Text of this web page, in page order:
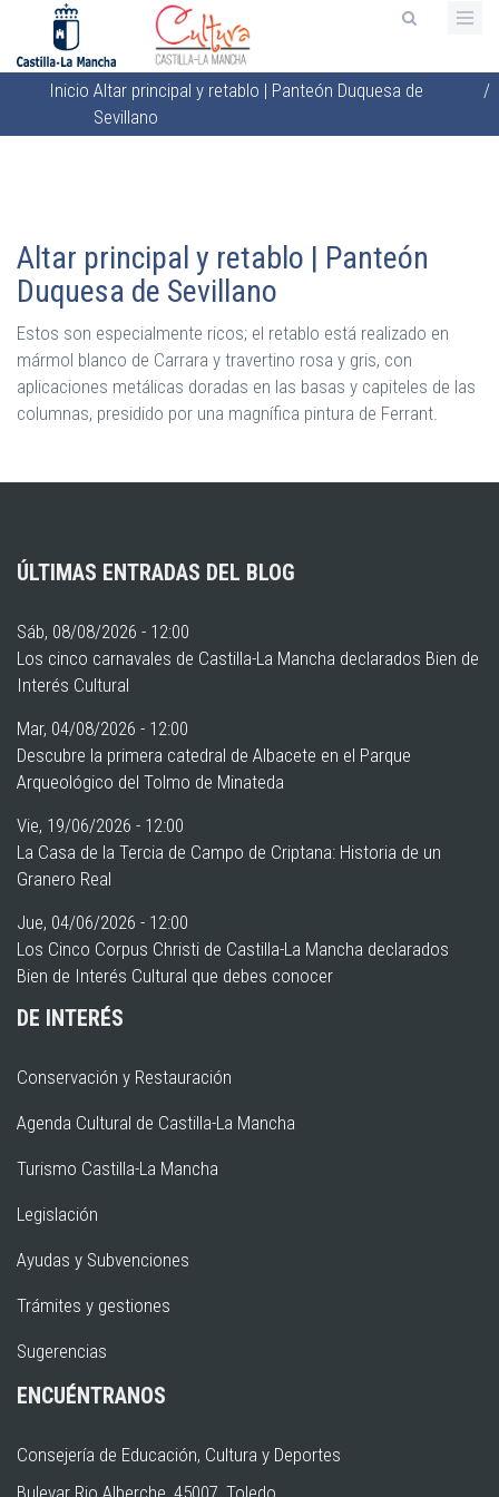
contenido
principal
Sobrescribir
enlaces
la
navegación
Inicio Altar principal y retablo | Panteón Duquesa de
Sevillano
/
Altar principal y retablo | Panteón
Duquesa de Sevillano
Estos son especialmente ricos; el retablo está realizado en
mármol blanco de Carrara y travertino rosa y gris, con
aplicaciones metálicas doradas en las basas y capiteles de las
columnas, presidido por una magnífica pintura de Ferrant.
ÚLTIMAS ENTRADAS DEL BLOG
Sáb, 08/08/2026 - 12:00
Los cinco carnavales de Castilla-La Mancha declarados Bien de
Interés Cultural
Mar, 04/08/2026 - 12:00
Descubre la primera catedral de Albacete en el Parque
Arqueológico del Tolmo de Minateda
Vie, 19/06/2026 - 12:00
La Casa de la Tercia de Campo de Criptana: Historia de un
Granero Real
Jue, 04/06/2026 - 12:00
Los Cinco Corpus Christi de Castilla-La Mancha declarados
Bien de Interés Cultural que debes conocer
DE INTERÉS
Conservación y Restauración
Agenda Cultural de Castilla-La Mancha
Turismo Castilla-La Mancha
Legislación
Ayudas y Subvenciones
Trámites y gestiones
Sugerencias
ENCUÉNTRANOS
Consejería de Educación, Cultura y Deportes
Bulevar Rio Alberche, 45007, Toledo